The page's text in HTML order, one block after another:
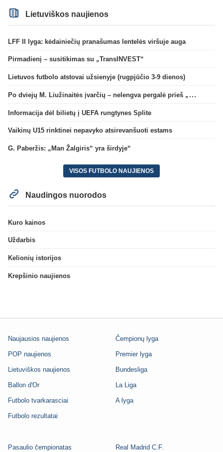
Lietuviškos naujienos
LFF II lyga: kėdainiečių pranašumas lentelės viršuje auga
Pirmadienį – susitikimas su „TransINVEST“
Lietuvos futbolo atstovai užsienyje (rugpjūčio 3-9 dienos)
Po dviejų M. Liužinaitės įvarčių – nelengva pergalė prieš „Bangą“
Informacija dėl bilietų į UEFA rungtynes Splite
Vaikinų U15 rinktinei nepavyko atsirevanšuoti estams
G. Paberžis: „Man Žalgiris“ yra širdyje“
VISOS FUTBOLO NAUJIENOS
Naudingos nuorodos
Kuro kainos
Uždarbis
Kelionių istorijos
Krepšinio naujienos
Naujausios naujienos
POP naujienos
Lietuviškos naujienos
Ballon d'Or
Futbolo tvarkarasciai
Futbolo rezultatai
Čempionų lyga
Premier lyga
Bundesliga
La Liga
A lyga
Pasaulio čempionatas Real Madrid C.F.